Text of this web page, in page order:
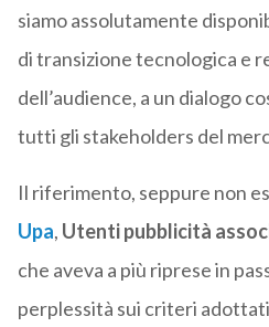
siamo assolutamente
di transizione tecnologica e
dell’audience, a un dialogo
tutti gli stakeholders del
Il riferimento, seppure non
Upa, Utenti pubblicità
che aveva a più riprese in
perplessità sui criteri